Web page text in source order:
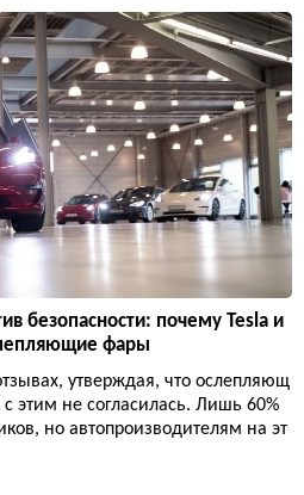
безопасности: почему Tesla и
фары
утверждая, что ослепляющ
этим не согласилась. Лишь 60%
но автопроизводителям на эт